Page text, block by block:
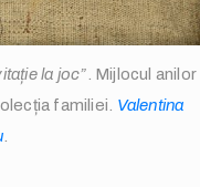
la joc” . Mijlocul anilor
familiei. Valentina